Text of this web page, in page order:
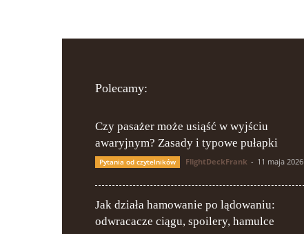
Polecamy:
Czy pasażer może usiąść w wyjściu
awaryjnym? Zasady i typowe pułapki
Pytania od czytelników FlightDeckFrank - 11 maja 2026
Jak działa hamowanie po lądowaniu:
odwracacze ciągu, spoilery, hamulce